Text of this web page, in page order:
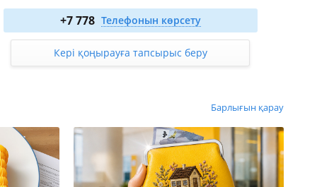
2-бөлм. 108.2 м²
77 904 000
5-бөлм. 276.2 м²
160 196 000 ₸ бастап
+7 778 Телефонын көрсету
Кері қоңырауға тапсырыс беру
Барлығын қарау